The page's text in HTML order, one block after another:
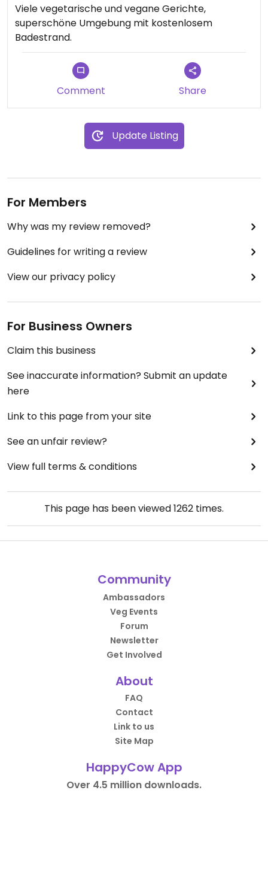
Viele vegetarische und vegane Gerichte,
superschöne Umgebung mit kostenlosem
Badestrand.
Comment Share
Update Listing
For Members
Why was my review removed?
Guidelines for writing a review
View our privacy policy
For Business Owners
Claim this business
See inaccurate information? Submit an update
here
Link to this page from your site
See an unfair review?
View full terms & conditions
This page has been viewed1262 times.
Community
Ambassadors
Veg Events
Forum
Newsletter
Get Involved
About
FAQ
Contact
Link to us
Site Map
HappyCow App
Over 4.5 million downloads.